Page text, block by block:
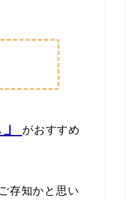
がおすすめ
存知かと思い